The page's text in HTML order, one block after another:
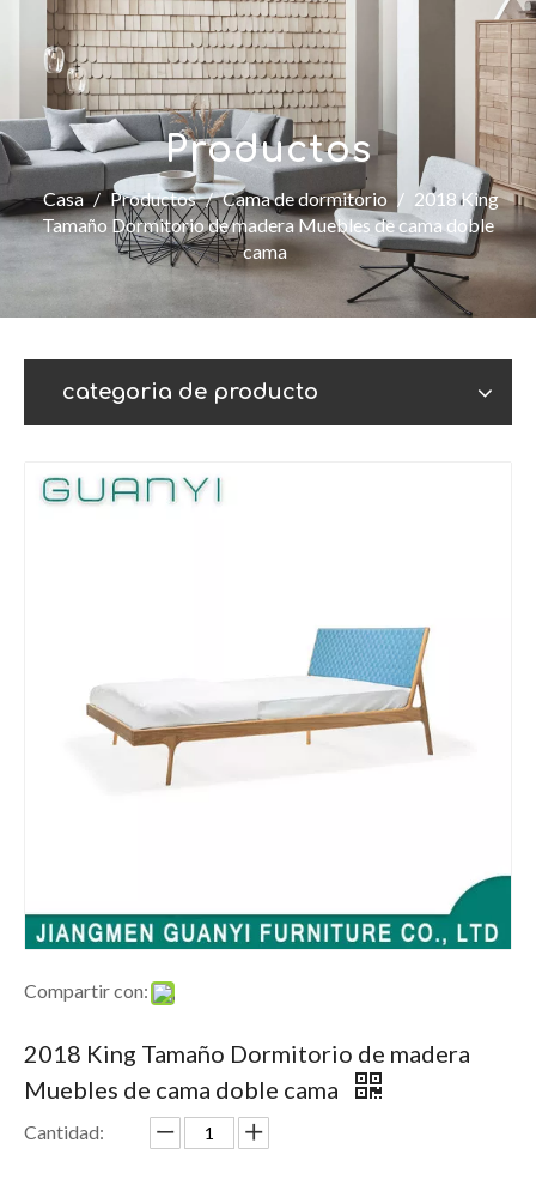
Productos
Casa / Productos / Cama de dormitorio / 2018 King
Tamaño Dormitorio de madera Muebles de cama doble
cama
categoria de producto
Compartir con:
2018 King Tamaño Dormitorio de madera
Muebles de cama doble cama
Cantidad: